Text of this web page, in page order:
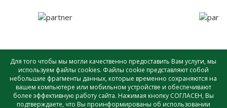
САУ лесного хозяйства ВО «ВОЛОГДАЛЕСХОЗ» © - 2026 |
Создание и поддержка сайта
Для того чтобы мы могли качественно предоставить Вам услуги, мы
используем файлы cookies. Файлы cookie представляют собой
небольшие фрагменты данных, которые временно сохраняются на
вашем компьютере или мобильном устройстве и обеспечивают
более эффективную работу сайта. Нажимая кнопку СОГЛАСЕН, Вы
подтверждаете, что Вы проинформированы об использовании